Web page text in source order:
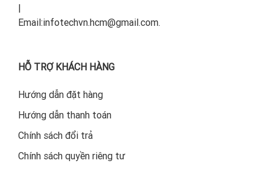
|
Email:infotechvn.hcm@gmail.com.
HỖ TRỢ KHÁCH HÀNG
Hướng dẫn đặt hàng
Hướng dẫn thanh toán
Chính sách đổi trả
Chính sách quyền riêng tư